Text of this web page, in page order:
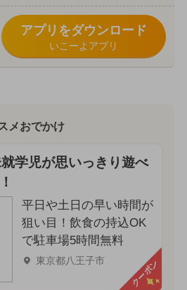
アプリをダウンロード
いこーよアプリ
メおでかけ
学児が思いっきり遊べ
平日や土日の早い時間が
狙い目！飲食の持込OK
で駐車場5時間無料
東京都八王子市 クーポン